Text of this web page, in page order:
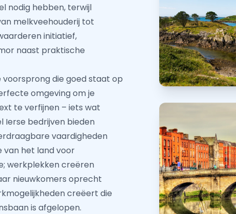
nodig hebben, terwijl
melkveehouderij tot
initiatief,
naast praktische
die goed staat op
omgeving om je
te verfijnen – iets wat
Ierse bedrijven bieden
vaardigheden
van het land voor
werkplekken creëren
nieuwkomers oprecht
creëert die
is afgelopen.